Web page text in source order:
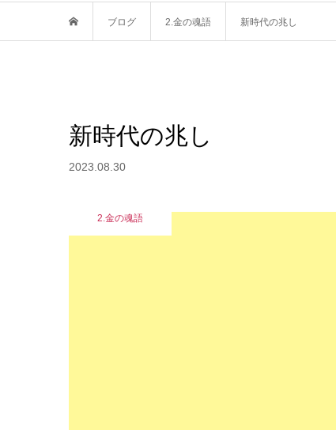
ブログ 2.金の魂語 新時代の兆し
新時代の兆し
2023.08.30
2.金の魂語